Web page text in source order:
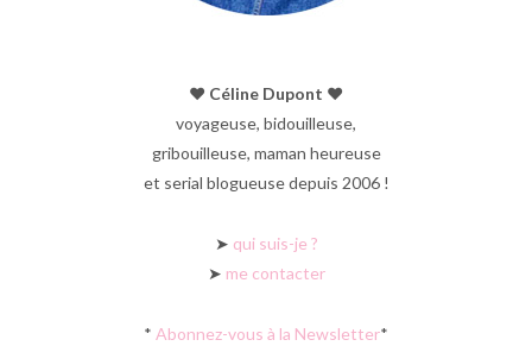
♥︎ Céline Dupont ♥︎
voyageuse, bidouilleuse,
gribouilleuse, maman heureuse
et serial blogueuse depuis 2006 !
➤ qui suis-je ?
➤ me contacter
* Abonnez-vous à la Newsletter*